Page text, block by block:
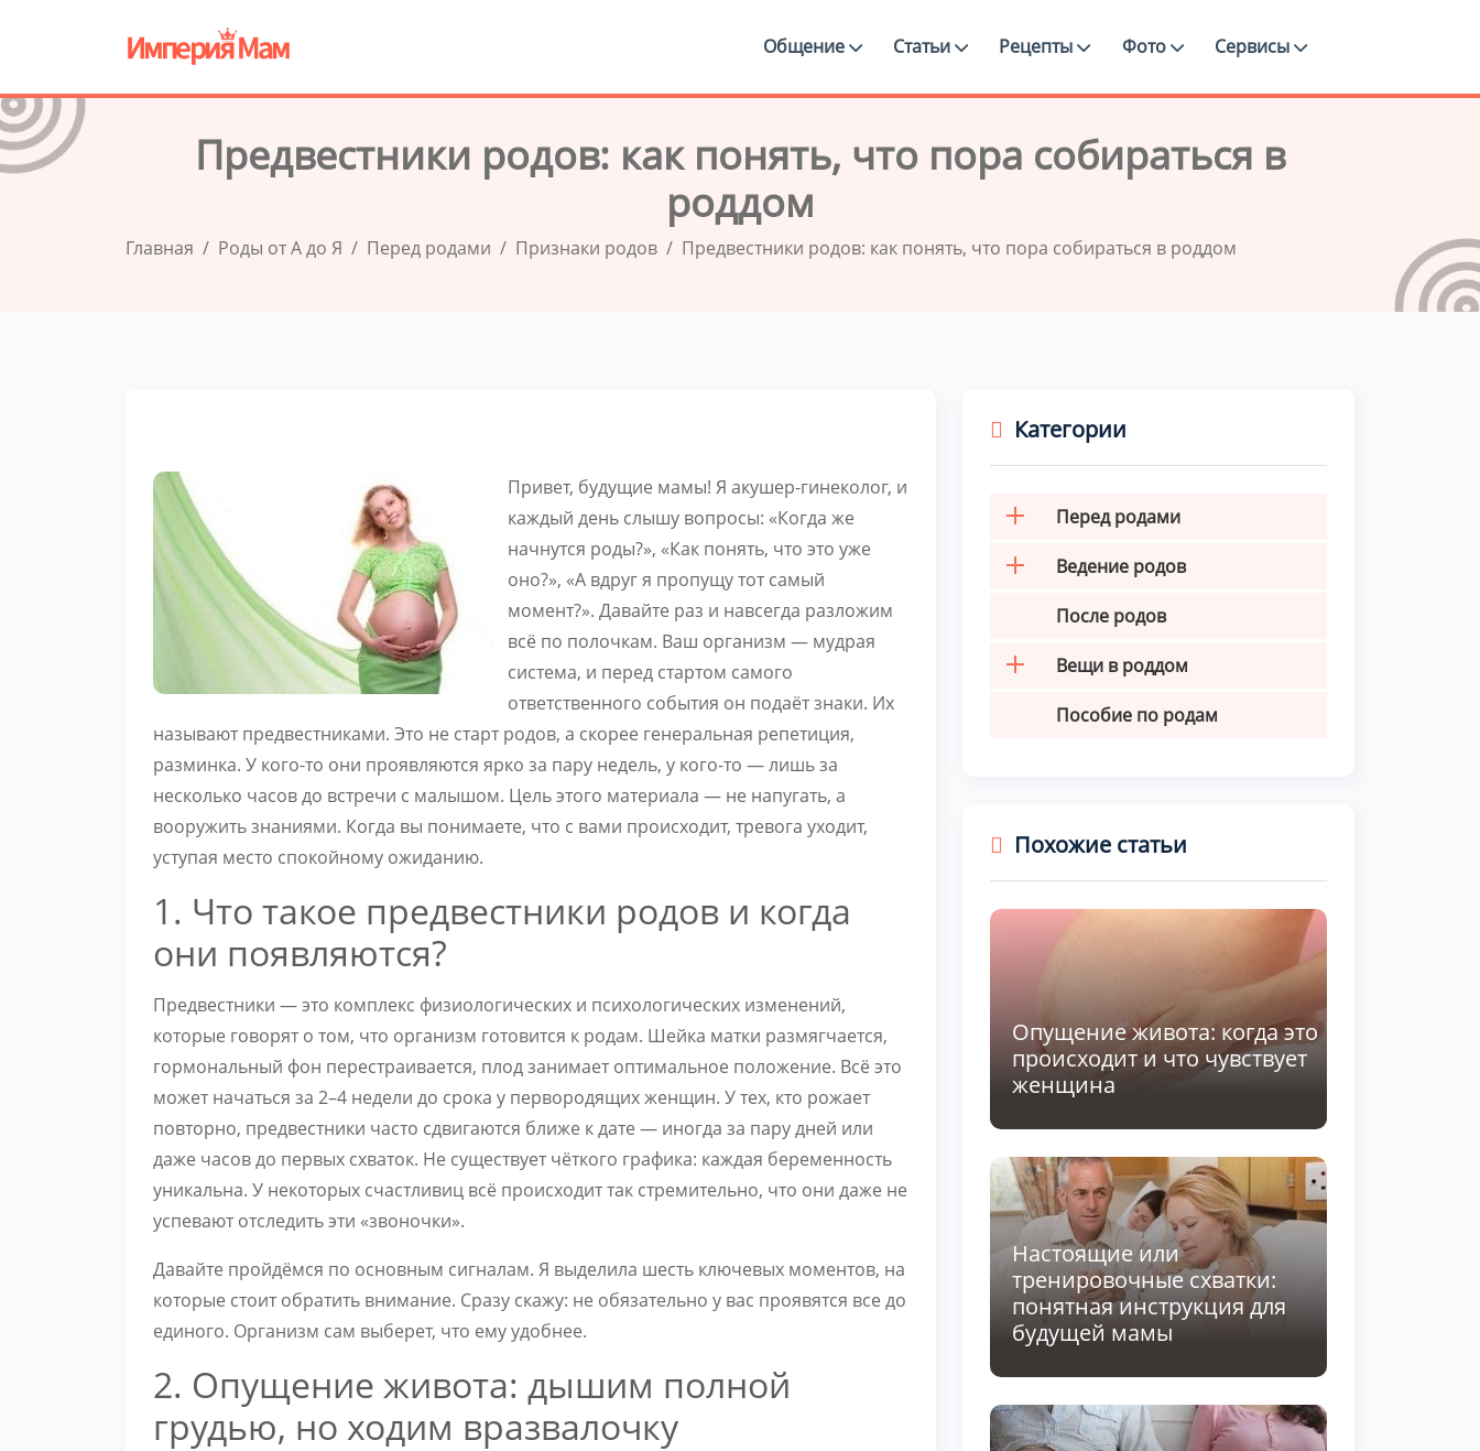
Общение Статьи Рецепты Фото Сервисы
Предвестники родов: как понять, что пора собираться в
роддом
Главная Роды от А до Я Перед родами Признаки родов Предвестники родов: как понять, что пора собираться в роддом
Привет, будущие мамы! Я акушер-гинеколог, и
каждый день слышу вопросы: «Когда же
начнутся роды?», «Как понять, что это уже
оно?», «А вдруг я пропущу тот самый
момент?». Давайте раз и навсегда разложим
всё по полочкам. Ваш организм — мудрая
система, и перед стартом самого
ответственного события он подаёт знаки. Их
называют предвестниками. Это не старт родов, а скорее генеральная репетиция,
разминка. У кого-то они проявляются ярко за пару недель, у кого-то — лишь за
несколько часов до встречи с малышом. Цель этого материала — не напугать, а
вооружить знаниями. Когда вы понимаете, что с вами происходит, тревога уходит,
уступая место спокойному ожиданию.
1. Что такое предвестники родов и когда
они появляются?
Предвестники — это комплекс физиологических и психологических изменений,
которые говорят о том, что организм готовится к родам. Шейка матки размягчается,
гормональный фон перестраивается, плод занимает оптимальное положение. Всё это
может начаться за 2–4 недели до срока у первородящих женщин. У тех, кто рожает
повторно, предвестники часто сдвигаются ближе к дате — иногда за пару дней или
даже часов до первых схваток. Не существует чёткого графика: каждая беременность
уникальна. У некоторых счастливиц всё происходит так стремительно, что они даже не
успевают отследить эти «звоночки».
Давайте пройдёмся по основным сигналам. Я выделила шесть ключевых моментов, на
которые стоит обратить внимание. Сразу скажу: не обязательно у вас проявятся все до
единого. Организм сам выберет, что ему удобнее.
2. Опущение живота: дышим полной
грудью, но ходим вразвалочку
Категории
Перед родами
Ведение родов
После родов
Вещи в роддом
Пособие по родам
Похожие статьи
Опущение живота: когда это
происходит и что чувствует
женщина
Настоящие или
тренировочные схватки:
понятная инструкция для
будущей мамы